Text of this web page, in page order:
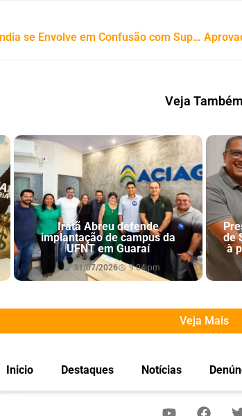
Primeira-dama de Wanderlândia se Envolve em Confusão com Suposta Amante do Prefeito
Veja Também
Iratã Abreu defende
implantação de campus da
UFNT em Guaraí
31/07/2026 9:04 pm
de
à
Veja Mais
Inicio Destaques Notícias